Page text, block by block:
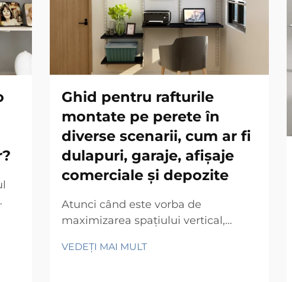
Ghid pentru rafturile
montate pe perete în
diverse scenarii, cum ar fi
dulapuri, garaje, afișaje
comerciale și depozite
Atunci când este vorba de
maximizarea spațiului vertical,
libere, rafturile montate pe șine de
VEDEȚI MAI MULT